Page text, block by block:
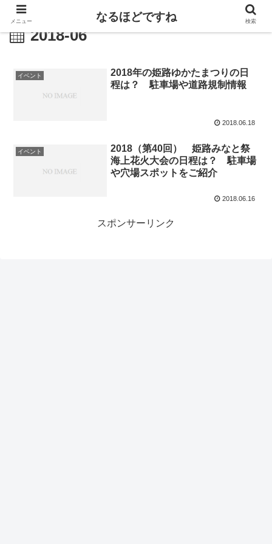
2018-06
イベント
2018年の姫路ゆかたまつりの日
程は？ 駐車場や道路規制情報
2018.06.18
イベント
2018（第40回） 姫路みなと祭
海上花火大会の日程は？ 駐車場
や穴場スポットをご紹介
2018.06.16
スポンサーリンク
メニュー なるほどですね 検索